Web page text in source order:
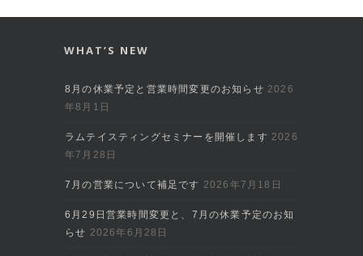
WHAT’S NEW
8月の休業予定と営業時間変更のお知らせ 2026
年8月1日
ラムテイスティングセミナーを開催します 2026
年7月28日
7月の営業について補足です 2026年7月18日
6月29日営業時間変更と、7月の休業予定のお知
らせ 2026年6月28日